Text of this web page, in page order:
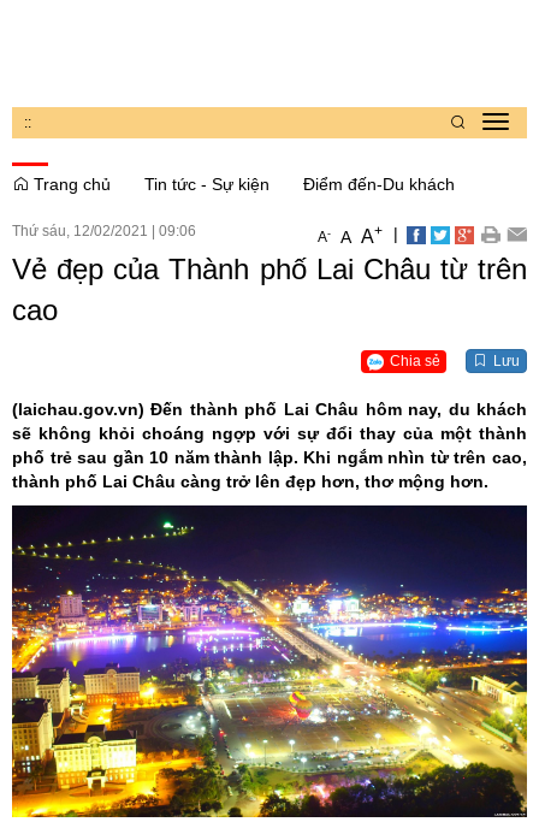
::
Trang chủ
Tin tức - Sự kiện Điểm đến-Du khách
Thứ sáu, 12/02/2021 09:06 A- A A+ |
Vẻ đẹp của Thành phố Lai Châu từ trên
cao
Chia sẻ Lưu
(laichau.gov.vn) Đến thành phố Lai Châu hôm nay, du khách
sẽ không khỏi choáng ngợp với sự đổi thay của một thành
phố trẻ sau gần 10 năm thành lập. Khi ngắm nhìn từ trên cao,
thành phố Lai Châu càng trở lên đẹp hơn, thơ mộng hơn.